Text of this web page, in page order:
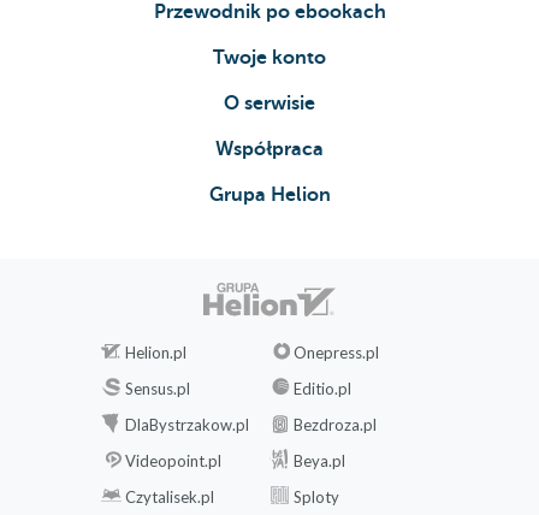
Przewodnik po ebookach
Twoje konto
O serwisie
Współpraca
Grupa Helion
Helion.pl
Onepress.pl
Sensus.pl
Editio.pl
DlaBystrzakow.pl
Bezdroza.pl
Videopoint.pl
Beya.pl
Czytalisek.pl
Sploty